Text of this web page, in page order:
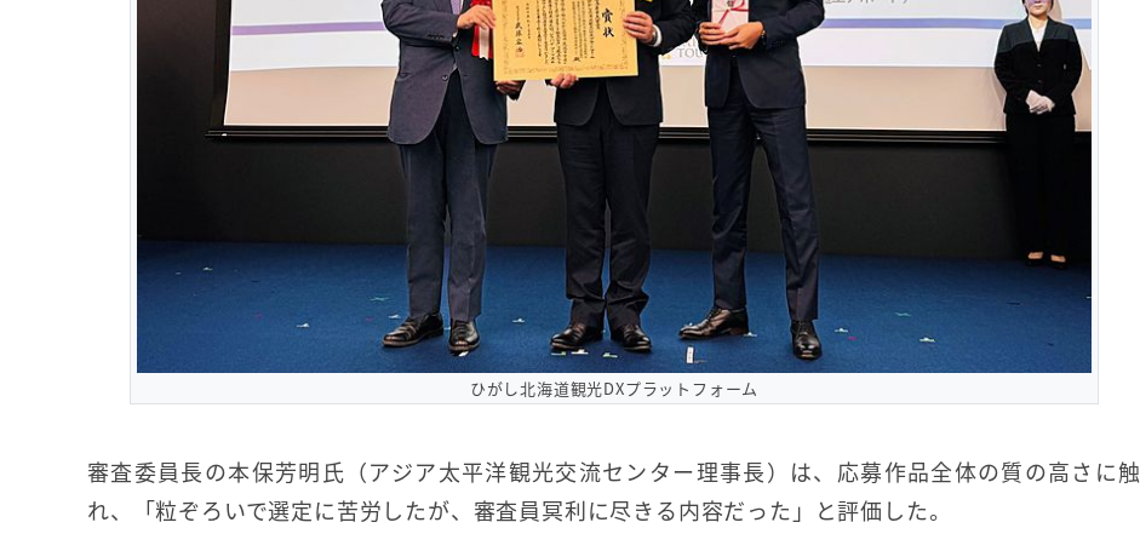
ひがし北海道観光DXプラットフォーム
審査委員長の本保芳明氏（アジア太平洋観光交流センター理事長）は、応募作品全体の質の高さに触
れ、「粒ぞろいで選定に苦労したが、審査員冥利に尽きる内容だった」と評価した。